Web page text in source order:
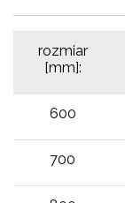
rozmiar
[mm]:
600
700